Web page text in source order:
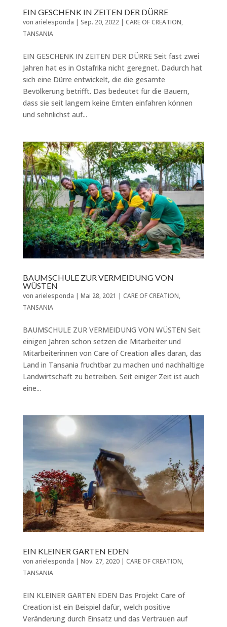
EIN GESCHENK IN ZEITEN DER DÜRRE
von arielesponda | Sep. 20, 2022| CARE OF CREATION,
TANSANIA
EIN GESCHENK IN ZEITEN DER DÜRRE Seit fast zwei
Jahren hat es in Ostafrika nicht geregnet. Dadurch hat
sich eine Dürre entwickelt, die die gesamte
Bevölkerung betrifft. Das bedeutet für die Bauern,
dass sie seit langem keine Ernten einfahren können
und sehnlichst auf...
BAUMSCHULE ZUR VERMEIDUNG VON
WÜSTEN
von arielesponda | Mai 28, 2021 | CARE OF CREATION,
TANSANIA
BAUMSCHULE ZUR VERMEIDUNG VON WÜSTEN Seit
einigen Jahren schon setzen die Mitarbeiter und
Mitarbeiterinnen von Care of Creation alles daran, das
Land in Tansania fruchtbar zu machen und nachhaltige
Landwirtschaft zu betreiben. Seit einiger Zeit ist auch
eine...
EIN KLEINER GARTEN EDEN
von arielesponda | Nov. 27, 2020| CARE OF CREATION,
TANSANIA
EIN KLEINER GARTEN EDEN Das Projekt Care of
Creation ist ein Beispiel dafür, welch positive
Veränderung durch Einsatz und das Vertrauen auf